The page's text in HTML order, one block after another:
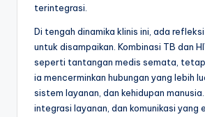
terintegrasi.
Di tengah dinamika klinis ini, ada
untuk disampaikan. Kombinasi TB dan
seperti tantangan medis semata,
ia mencerminkan hubungan yang lebih
sistem layanan, dan kehidupan
integrasi layanan, dan komunikasi yang